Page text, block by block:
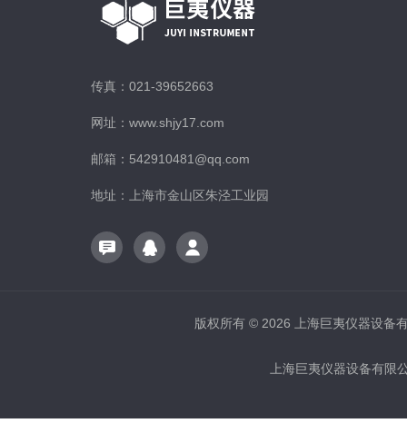
传真：021-39652663
网址：www.shjy17.com
邮箱：542910481@qq.com
地址：上海市金山区朱泾工业园
版权所有 © 2026 上海巨夷仪器设
上海巨夷仪器设备有限